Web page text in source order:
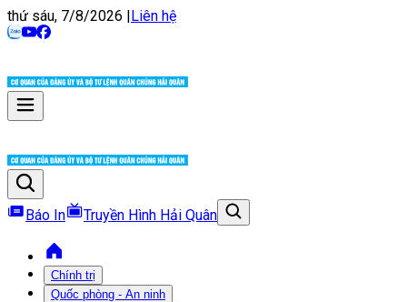
thứ sáu, 7/8/2026 |Liên hệ
Báo In Truyền Hình Hải Quân
Chính trị
Quốc phòng - An ninh